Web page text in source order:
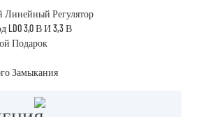
Линейный Регулятор
3,0 В И 3,3 В
Подарок
Замыкания